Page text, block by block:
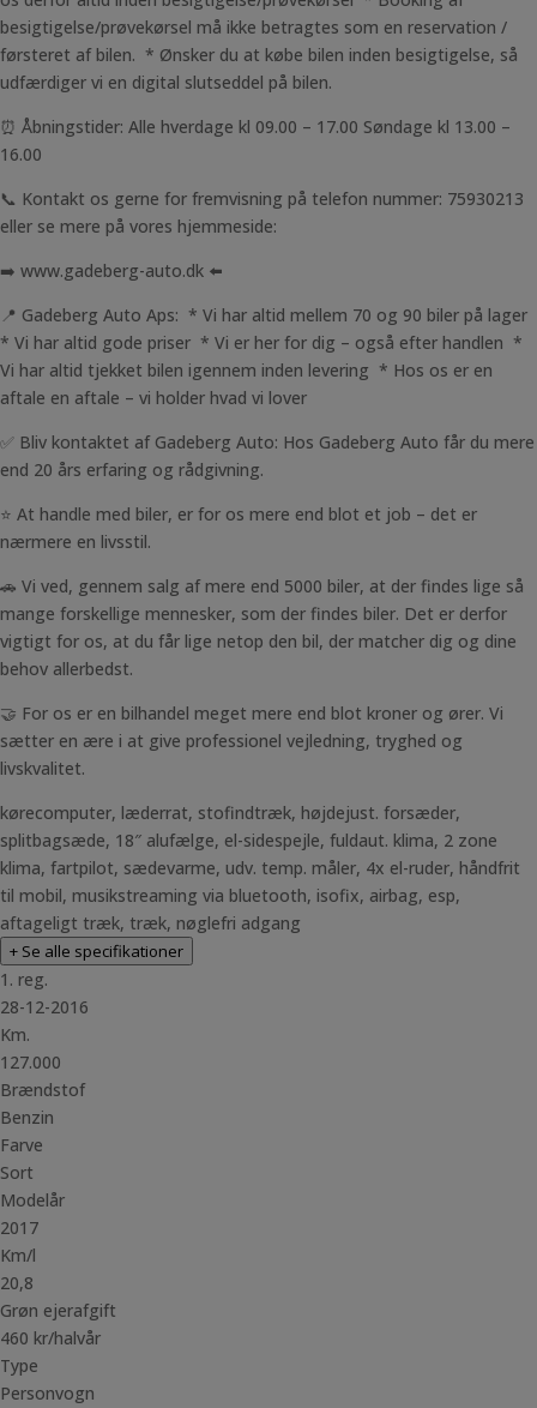
besigtigelse/prøvekørsel må ikke betragtes som en reservation /
førsteret af bilen. * Ønsker du at købe bilen inden besigtigelse, så
udfærdiger vi en digital slutseddel på bilen.
⏰ Åbningstider: Alle hverdage kl 09.00 – 17.00 Søndage kl 13.00 –
16.00
📞 Kontakt os gerne for fremvisning på telefon nummer: 75930213
eller se mere på vores hjemmeside:
➡️ www.gadeberg-auto.dk ⬅️
📍 Gadeberg Auto Aps: * Vi har altid mellem 70 og 90 biler på lager
* Vi har altid gode priser * Vi er her for dig – også efter handlen *
Vi har altid tjekket bilen igennem inden levering * Hos os er en
aftale en aftale – vi holder hvad vi lover
✅ Bliv kontaktet af Gadeberg Auto: Hos Gadeberg Auto får du mere
end 20 års erfaring og rådgivning.
⭐ At handle med biler, er for os mere end blot et job – det er
nærmere en livsstil.
🚗 Vi ved, gennem salg af mere end 5000 biler, at der findes lige så
mange forskellige mennesker, som der findes biler. Det er derfor
vigtigt for os, at du får lige netop den bil, der matcher dig og dine
behov allerbedst.
🤝 For os er en bilhandel meget mere end blot kroner og ører. Vi
sætter en ære i at give professionel vejledning, tryghed og
livskvalitet.
kørecomputer, læderrat, stofindtræk, højdejust. forsæder,
splitbagsæde, 18″ alufælge, el-sidespejle, fuldaut. klima, 2 zone
klima, fartpilot, sædevarme, udv. temp. måler, 4x el-ruder, håndfrit
til mobil, musikstreaming via bluetooth, isofix, airbag, esp,
aftageligt træk, træk, nøglefri adgang
+ Se alle specifikationer
1. reg.
28-12-2016
Km.
127.000
Brændstof
Benzin
Farve
Sort
Modelår
2017
Km/l
20,8
Grøn ejerafgift
460 kr/halvår
Type
Personvogn